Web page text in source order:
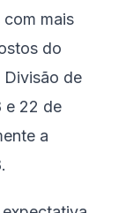
mais
do
Divisão de
e 22 de
a